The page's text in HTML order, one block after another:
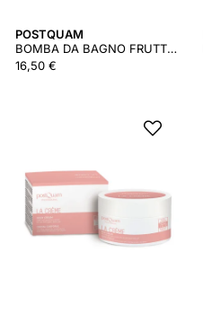
POSTQUAM
BOMBA DA BAGNO FRUTTO DELLA PASSIONE 125 GR
16,50 €